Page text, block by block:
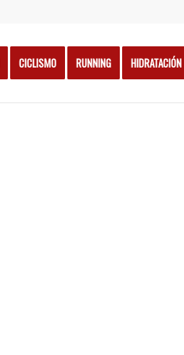
CICLISMO RUNNING HIDRATACIÓN